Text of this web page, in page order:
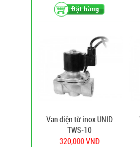
Van điện từ inox UNID
TWS-10
320,000 VNĐ